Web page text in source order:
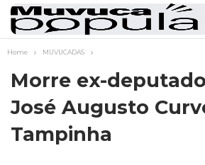
Home MUVUCADAS
Morre ex-
José Augusto
Tampinha